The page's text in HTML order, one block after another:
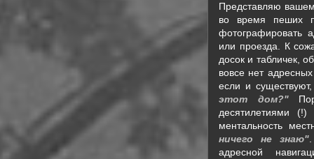
Представляю
во время пеших
фотографировать
или проезда. К
досок и табличек,
вовсе нет
если и
этот дом?"
десятилетиями
ментальность
ничего не знаю"
адресной